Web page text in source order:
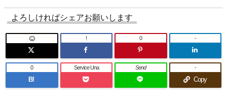
よろしければシェアお願いします
! 0 -
B!
0 Service Una Send
Copy
-